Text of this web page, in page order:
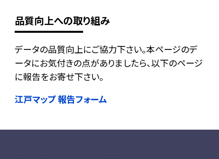
品質向上への取り組み
データの品質向上にご協力下さい。本ページのデ
ータにお気付きの点がありましたら、以下のページ
に報告をお寄せ下さい。
江戸マップ 報告フォーム